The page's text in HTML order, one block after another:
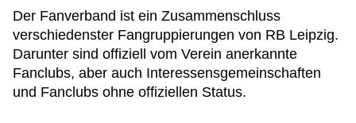
Der Fanverband ist ein Zusammenschluss
verschiedenster Fangruppierungen von RB Leipzig.
Darunter sind offiziell vom Verein anerkannte
Fanclubs, aber auch Interessensgemeinschaften
und Fanclubs ohne offiziellen Status.